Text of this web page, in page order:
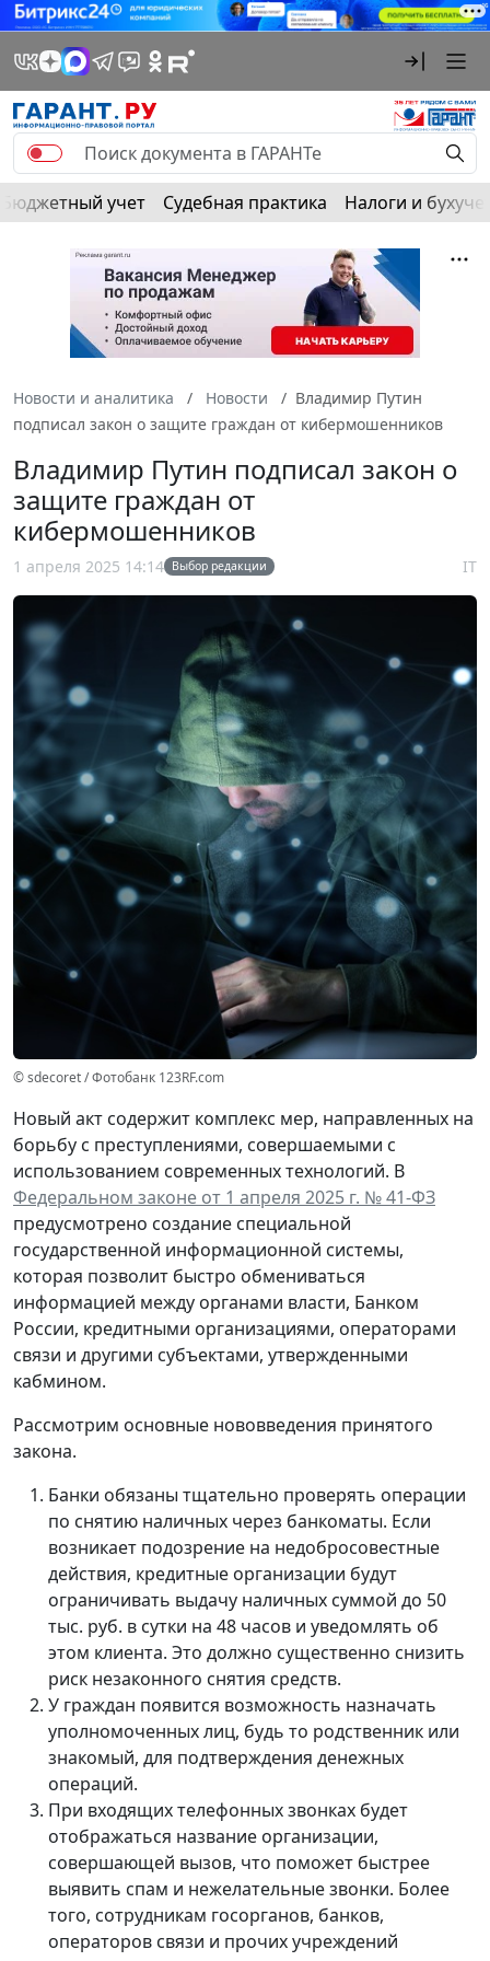
Бюджетный учет Судебная практика Налоги и
Новости и аналитика Новости
Владимир Путин
подписал закон о защите граждан от кибермошенников
Владимир Путин подписал закон о
защите граждан от
кибермошенников
1 апреля 2025 14:14 Выбор редакции IT
© sdecoret / Фотобанк 123RF.com
Новый акт содержит комплекс мер, направленных на
борьбу с преступлениями, совершаемыми с
использованием современных технологий. В
Федеральном законе от 1 апреля 2025 г. № 41-ФЗ
предусмотрено создание специальной
государственной информационной системы,
которая позволит быстро обмениваться
информацией между органами власти, Банком
России, кредитными организациями, операторами
связи и другими субъектами, утвержденными
кабмином.
Рассмотрим основные нововведения принятого
закона.
Банки обязаны тщательно проверять операции
по снятию наличных через банкоматы. Если
возникает подозрение на недобросовестные
действия, кредитные организации будут
ограничивать выдачу наличных суммой до 50
тыс. руб. в сутки на 48 часов и уведомлять об
этом клиента. Это должно существенно снизить
риск незаконного снятия средств.
У граждан появится возможность назначать
уполномоченных лиц, будь то родственник или
знакомый, для подтверждения денежных
операций.
При входящих телефонных звонках будет
отображаться название организации,
совершающей вызов, что поможет быстрее
выявить спам и нежелательные звонки. Более
того, сотрудникам госорганов, банков,
операторов связи и прочих учреждений